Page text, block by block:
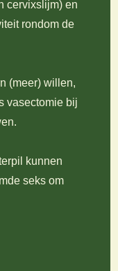
cervixslijm) en
rondom de
(meer) willen,
vasectomie bij
kunnen
seks om